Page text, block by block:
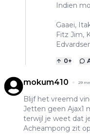
Indien
Gaaei,
Fitz Jim,
0+
mokum410 29
Blijf het vreemd
Jetten geen Ajax1
terwijl je weet dat
Acheampong zit